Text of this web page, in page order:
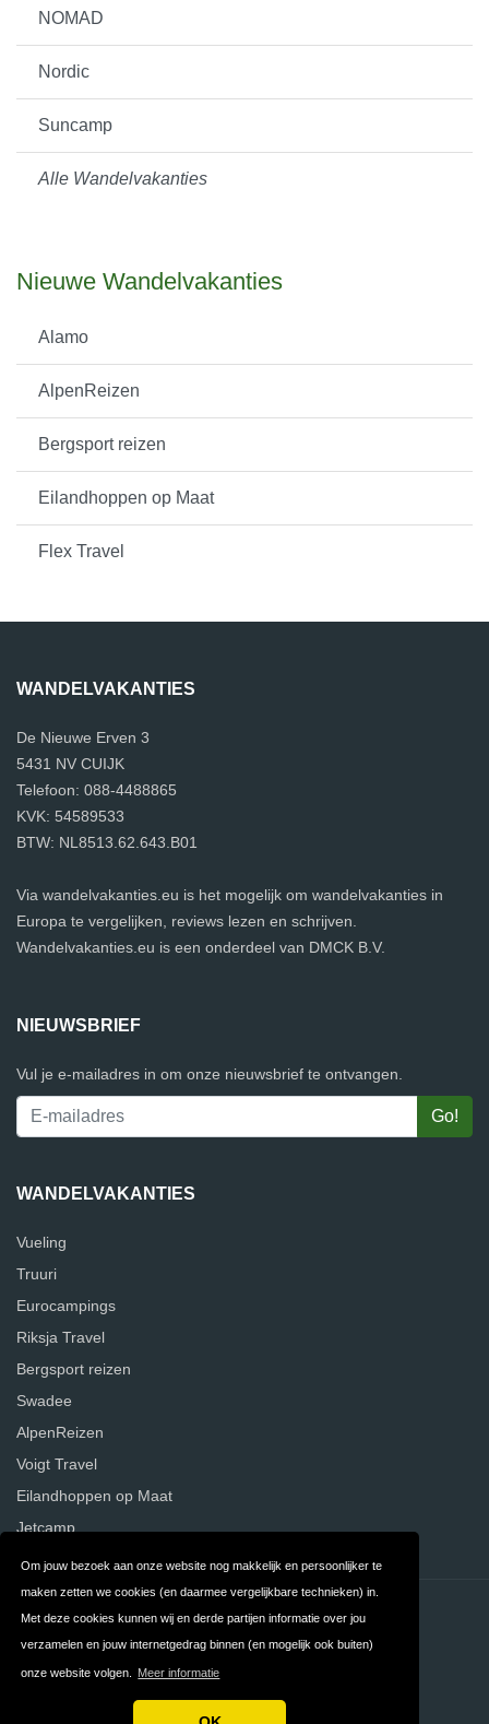
Om jouw bezoek aan onze website nog makkelijk en persoonlijker te
maken zetten we cookies (en daarmee vergelijkbare technieken) in.
Met deze cookies kunnen wij en derde partijen informatie over jou
verzamelen en jouw internetgedrag binnen (en mogelijk ook buiten)
onze website volgen. Meer informatie
NOMAD
Nordic
Suncamp
Alle Wandelvakanties
Nieuwe Wandelvakanties
Alamo
AlpenReizen
Bergsport reizen
Eilandhoppen op Maat
Flex Travel
WANDELVAKANTIES
De Nieuwe Erven 3
5431 NV CUIJK
Telefoon: 088-4488865
KVK: 54589533
BTW: NL8513.62.643.B01
Via wandelvakanties.eu is het mogelijk om wandelvakanties in
Europa te vergelijken, reviews lezen en schrijven.
Wandelvakanties.eu is een onderdeel van DMCK B.V.
NIEUWSBRIEF
Vul je e-mailadres in om onze nieuwsbrief te ontvangen.
WANDELVAKANTIES
Vueling
Truuri
Eurocampings
Riksja Travel
Bergsport reizen
Swadee
AlpenReizen
Voigt Travel
Eilandhoppen op Maat
Jetcamp
Contact Privacy
Algemene FAQ